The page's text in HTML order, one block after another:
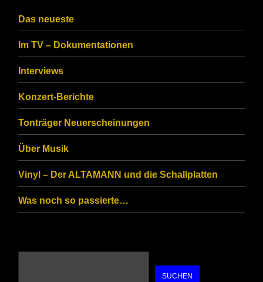
CAPTCHA
ensure
that
you
are
human.
Das neueste
Im TV – Dokumentationen
Interviews
Konzert-Berichte
Tonträger Neuerscheinungen
Über Musik
Vinyl – Der ALTAMANN und die Schallplatten
Was noch so passierte…
SUCHEN